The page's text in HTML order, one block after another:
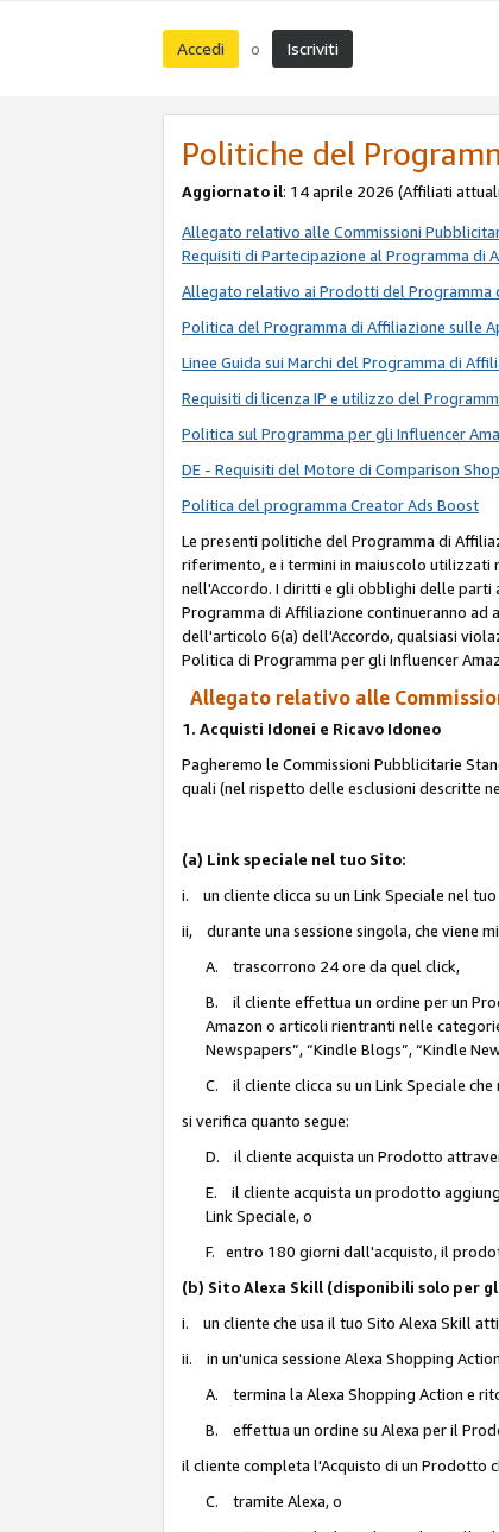
Accedi o Iscriviti
Politiche del
Aggiornato il: 14 aprile 2026 (Affiliati
Allegato relativo alle Commissioni
Requisiti di Partecipazione al Programma di
Allegato relativo ai Prodotti del Programma
Politica del Programma di Affiliazione sulle
Linee Guida sui Marchi del Programma di
Requisiti di licenza IP e utilizzo del
Politica sul Programma per gli Influencer
DE - Requisiti del Motore di Comparison
Politica del programma Creator Ads Boost
Le presenti politiche del Programma di
riferimento, e i termini in maiuscolo utilizzati
nell'Accordo. I diritti e gli obblighi delle parti
Programma di Affiliazione continueranno ad
dell'articolo 6(a) dell'Accordo, qualsiasi
Politica di Programma per gli Influencer
Allegato relativo alle
1. Acquisti Idonei e Ricavo Idoneo
Pagheremo le Commissioni Pubblicitarie
quali (nel rispetto delle esclusioni descritte
(a) Link speciale nel tuo Sito:
i. un cliente clicca su un Link Speciale nel
ii, durante una sessione singola, che viene
A. trascorrono 24 ore da quel click,
B. il cliente effettua un ordine per un
Amazon o articoli rientranti nelle categorie
Newspapers”, “Kindle Blogs”, “Kindle
C. il cliente clicca su un Link Speciale
si verifica quanto segue:
D. il cliente acquista un Prodotto
E. il cliente acquista un prodotto
Link Speciale, o
F. entro 180 giorni dall'acquisto, il
(b) Sito Alexa Skill (disponibili solo per
i. un cliente che usa il tuo Sito Alexa Skill
ii. in un'unica sessione Alexa Shopping
A. termina la Alexa Shopping Action e
B. effettua un ordine su Alexa per il
il cliente completa l'Acquisto di un Prodotto
C. tramite Alexa, o